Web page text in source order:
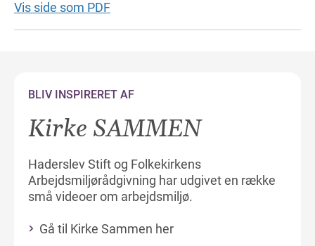
Vis side som PDF
BLIV INSPIRERET AF
Kirke SAMMEN
Haderslev Stift og Folkekirkens
Arbejdsmiljørådgivning har udgivet en række
små videoer om arbejdsmiljø.
Gå til Kirke Sammen her